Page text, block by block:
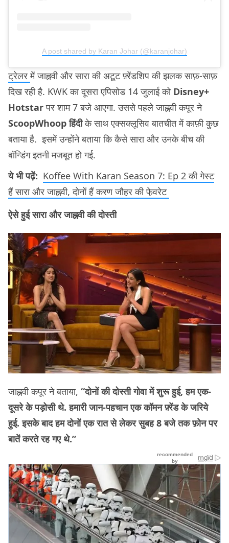
A post shared by Karan Johar (@karanjohar)
ट्रेलरमें जाह्नवी और सारा की अटूट फ़्रेंडशिप की झलक साफ़-साफ़
दिख रही है. KWK का दूसरा एपिसोड 14 जुलाई को Disney+
Hotstarपर शाम 7 बजे आएगा. उससे पहले जाह्नवी कपूर ने
ScoopWhoop हिंदीके साथ एक्सक्लूसिव बातचीत में काफ़ी कुछ
बताया है. इसमें उन्होंने बताया कि कैसे सारा और उनके बीच की
बॉन्डिंग इतनी मजबूत हो गई.
ये भी पढ़ें: Koffee With Karan Season 7: Ep 2 की गेस्ट
हैं सारा और जाह्नवी, दोनों हैं करण जौहर की फे़वरेट
ऐसे हुई सारा और जाह्नवी की दोस्ती
जाह्नवी कपूर ने बताया, “दोनों की दोस्ती गोवा में शुरू हुई, हम एक-
दूसरे के पड़ोसी थे. हमारी जान-पहचान एक कॉमन फ़्रेंड के जरिये
हुई. इसके बाद हम दोनों एक रात से लेकर सुबह 8 बजे तक फ़ोन पर
बातें करते रह गए थे.”